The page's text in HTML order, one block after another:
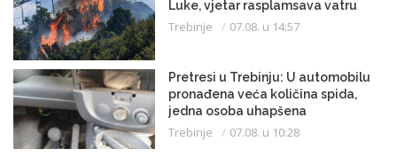
Luke, vjetar rasplamsava vatru
Trebinje 07.08. u 14:57
Pretresi u Trebinju: U automobilu
pronađena veća količina spida,
jedna osoba uhapšena
Trebinje 07.08. u 10:28